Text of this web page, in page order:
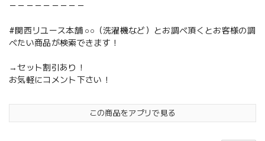
－－－－－－－－－
#関西リユース本舗 ○○（洗濯機など）とお調べ頂くとお客様の調
べたい商品が検索できます！
→セット割引あり！
お気軽にコメント下さい！
この商品をアプリで見る